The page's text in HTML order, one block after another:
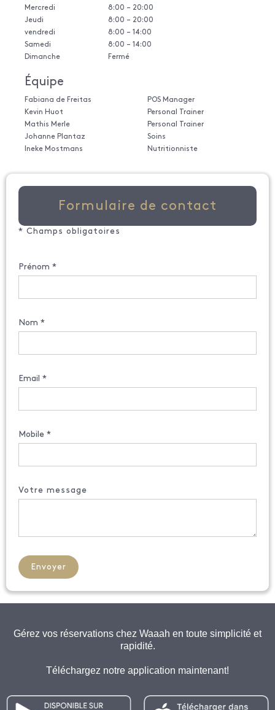
Mercredi
Jeudi
vendredi
Samedi
Dimanche
8:00 – 20:00
8:00 – 20:00
8:00 – 14:00
8:00 – 14:00
Fermé
Équipe
Fabiana de Freitas
Kevin Huot
Mathis Merle
Johanne Plantaz
Ineke Mostmans
POS Manager
Personal Trainer
Personal Trainer
Soins
Nutritionniste
Formulaire de contact
* Champs obligatoires
Prénom *
Nom *
Email *
Mobile *
Votre message
Gérez vos réservations chez Waaah en toute simplicité et
rapidité.
Téléchargez notre application maintenant!